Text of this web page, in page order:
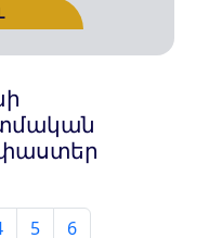
ԴԻՏԵԼ
փաստեր
5 6